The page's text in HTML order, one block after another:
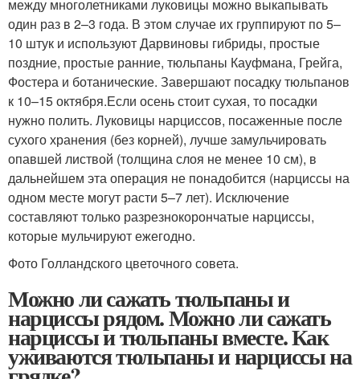
между многолетниками луковицы можно выкапывать
один раз в 2–3 года. В этом случае их группируют по 5–
10 штук и используют Дарвиновы гибриды, простые
поздние, простые ранние, тюльпаны Кауфмана, Грейга,
Фостера и ботанические. Завершают посадку тюльпанов
к 10–15 октября.Если осень стоит сухая, то посадки
нужно полить. Луковицы нарциссов, посаженные после
сухого хранения (без корней), лучше замульчировать
опавшей листвой (толщина слоя не менее 10 см), в
дальнейшем эта операция не понадобится (нарциссы на
одном месте могут расти 5–7 лет). Исключение
составляют только разрезнокорончатые нарциссы,
которые мульчируют ежегодно.
Фото Голландского цветочного совета.
Можно ли сажать тюльпаны и
нарциссы рядом. Можно ли сажать
нарциссы и тюльпаны вместе. Как
уживаются тюльпаны и нарциссы на